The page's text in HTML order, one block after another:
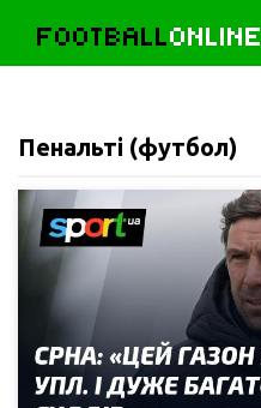
FOOTBALLONLINE
Пенальті (футбол)